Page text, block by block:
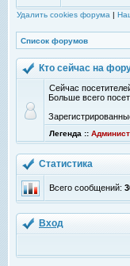
Удалить cookies форума |
Список форумов
Кто сейчас на
Сейчас
Больше всего
Легенда ::
Статистика
Всего сообщений:
Вход